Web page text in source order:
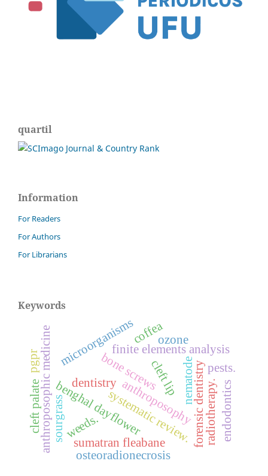
quartil
Information
For Readers
For Authors
For Librarians
Keywords
benghal dayflower
sourgrass
sumatran fleabane
weeds. anthroposophy
anthroposophic medicine dentistry forensic dentistry
systematic review.
bone screwscleft lip
cleft palate
finite elements analysis
osteoradionecrosis
ozone
radiotherapy.
coffea
microorganisms
nematode pests.
endodontics
pgpr